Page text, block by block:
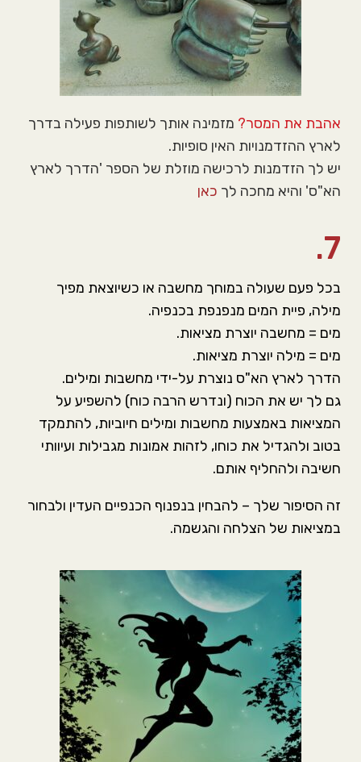
אהבת את המסר? מזמינה אותך לשותפות פעילה בדרך
לארץ ההזדמנויות האין סופיות.
יש לך הזדמנות לרכישה מוזלת של הספר 'הדרך לארץ
הא"ס' והיא מחכה לך כאן
7.
בכל פעם שעולה במוחך מחשבה או כשיוצאת מפיך
מילה, פיית המים מנפנפת בכנפיה.
מים = מחשבה יוצרת מציאות.
מים = מילה יוצרת מציאות.
הדרך לארץ הא"ס נוצרת על-ידי מחשבות ומילים.
גם לך יש את הכוח (ונדרש הרבה כוח) להשפיע על
המציאות באמצעות מחשבות ומילים חיוביות, להתמקד
בטוב ולהגדיל את כוחו, לזהות אמונות מגבילות ועיוותי
חשיבה ולהחליף אותם.
זה הסיפור שלך – להבחין בנפנוף הכנפיים העדין ולבחור
במציאות של הצלחה והגשמה.